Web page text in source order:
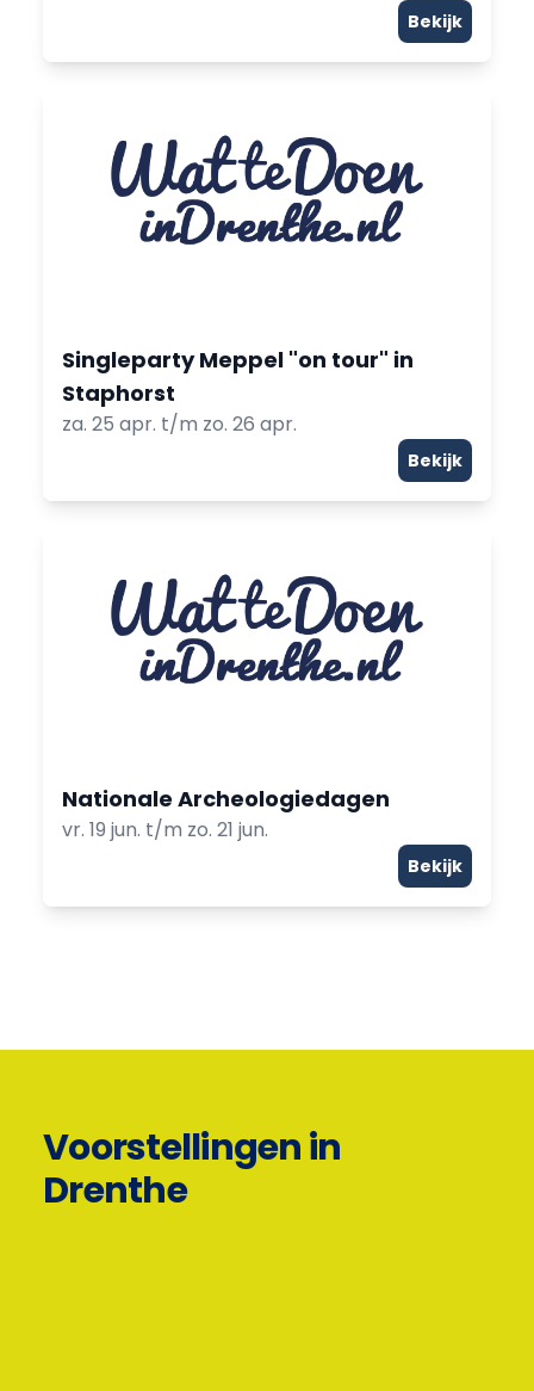
Bekijk
Singleparty Meppel "on tour" in
Staphorst
za. 25 apr. t/m zo. 26 apr.
Bekijk
Nationale Archeologiedagen
vr. 19 jun. t/m zo. 21 jun.
Bekijk
Voorstellingen in
Drenthe